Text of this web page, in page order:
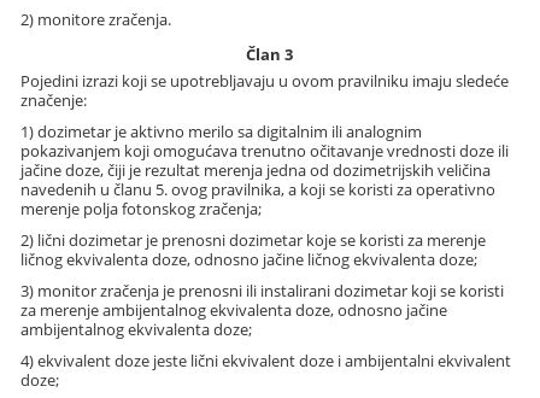
2) monitore zračenja.
Član 3
Pojedini izrazi koji se upotrebljavaju u ovom pravilniku imaju sledeće
značenje:
1) dozimetar je aktivno merilo sa digitalnim ili analognim
pokazivanjem koji omogućava trenutno očitavanje vrednosti doze ili
jačine doze, čiji je rezultat merenja jedna od dozimetrijskih veličina
navedenih u članu 5. ovog pravilnika, a koji se koristi za operativno
merenje polja fotonskog zračenja;
2) lični dozimetar je prenosni dozimetar koje se koristi za merenje
ličnog ekvivalenta doze, odnosno jačine ličnog ekvivalenta doze;
3) monitor zračenja je prenosni ili instalirani dozimetar koji se koristi
za merenje ambijentalnog ekvivalenta doze, odnosno jačine
ambijentalnog ekvivalenta doze;
4) ekvivalent doze jeste lični ekvivalent doze i ambijentalni ekvivalent
doze;